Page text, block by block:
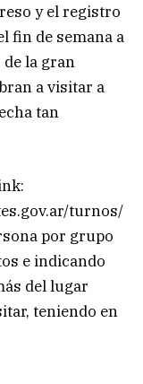
y el registro
fin de semana a
la gran
a visitar a
tan
turnos/
por grupo
e indicando
del lugar
teniendo en